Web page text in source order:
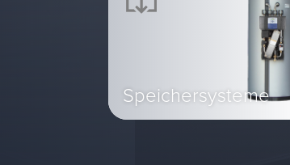
Speichersysteme